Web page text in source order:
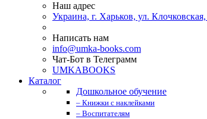
Наш адрес
Украина, г. Харьков, ул.
Написать нам
info@umka-books.com
Чат-Бот в Телеграмм
UMKABOOKS
Каталог
Дошкольное обучение
– Книжки с наклейками
– Воспитателям